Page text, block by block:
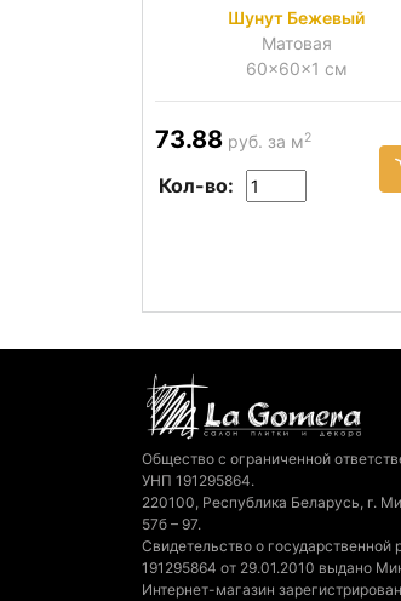
Шунут Бежевый
Матовая
60x60x1 см
73.88 руб. за м2
Кол-во:
Общество с ограниченной
УНП 191295864.
220100, Республика Беларусь, г.
57б – 97.
Свидетельство о государственной
191295864 от 29.01.2010 выдано
Интернет-магазин